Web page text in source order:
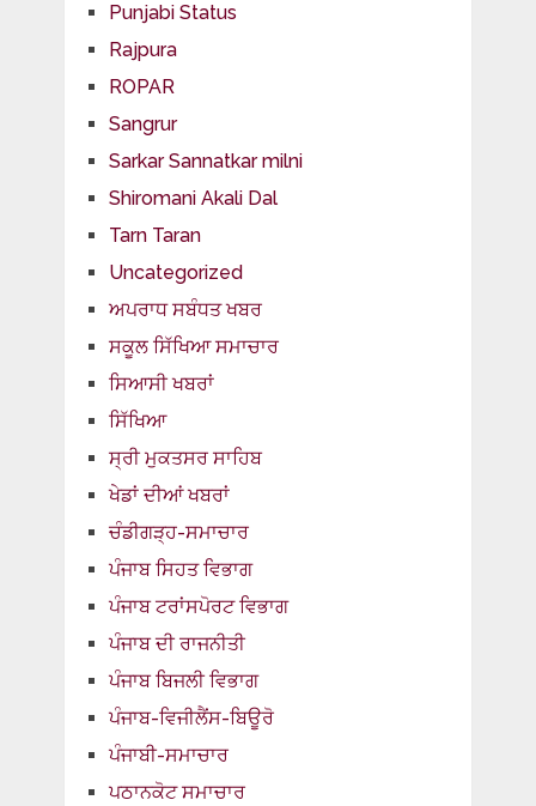
Punjabi Status
Rajpura
ROPAR
Sangrur
Sarkar Sannatkar milni
Shiromani Akali Dal
Tarn Taran
Uncategorized
ਅਪਰਾਧ ਸਬੰਧਤ ਖਬਰ
ਸਕੂਲ ਸਿੱਖਿਆ ਸਮਾਚਾਰ
ਸਿਆਸੀ ਖਬਰਾਂ
ਸਿੱਖਿਆ
ਸ੍ਰੀ ਮੁਕਤਸਰ ਸਾਹਿਬ
ਖੇਡਾਂ ਦੀਆਂ ਖਬਰਾਂ
ਚੰਡੀਗੜ੍ਹ-ਸਮਾਚਾਰ
ਪੰਜਾਬ ਸਿਹਤ ਵਿਭਾਗ
ਪੰਜਾਬ ਟਰਾਂਸਪੋਰਟ ਵਿਭਾਗ
ਪੰਜਾਬ ਦੀ ਰਾਜਨੀਤੀ
ਪੰਜਾਬ ਬਿਜਲੀ ਵਿਭਾਗ
ਪੰਜਾਬ-ਵਿਜੀਲੈਂਸ-ਬਿਊਰੋ
ਪੰਜਾਬੀ-ਸਮਾਚਾਰ
ਪਠਾਨਕੋਟ ਸਮਾਚਾਰ